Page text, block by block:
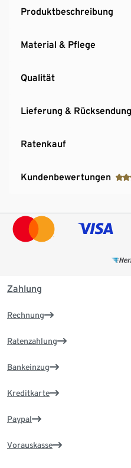
Tragkraft mit Griff bis zu
Ohne PFAS hergestellt
Produktbeschreibung
Material & Pflege
Qualität
Lieferung & Rücksendung
Ratenkauf
Kundenbewertungen
Zahlung
Rechnung
Ratenzahlung
Bankeinzug
Kreditkarte
Paypal
Vorauskasse